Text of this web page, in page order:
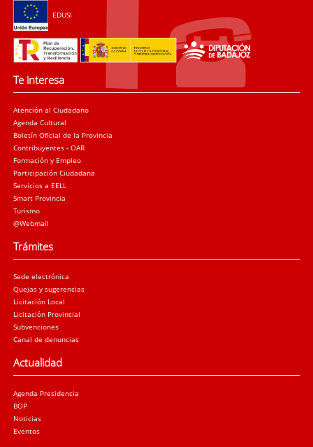
EDUSI
Te interesa
Atención al Ciudadano
Agenda Cultural
Boletín Oficial de la Provincia
Contribuyentes - OAR
Formación y Empleo
Participación Ciudadana
Servicios a EELL
Smart Provincia
Turismo
@Webmail
Trámites
Sede electrónica
Quejas y sugerencias
Licitación Local
Licitación Provincial
Subvenciones
Canal de denuncias
Actualidad
Agenda Presidencia
BOP
Noticias
Eventos